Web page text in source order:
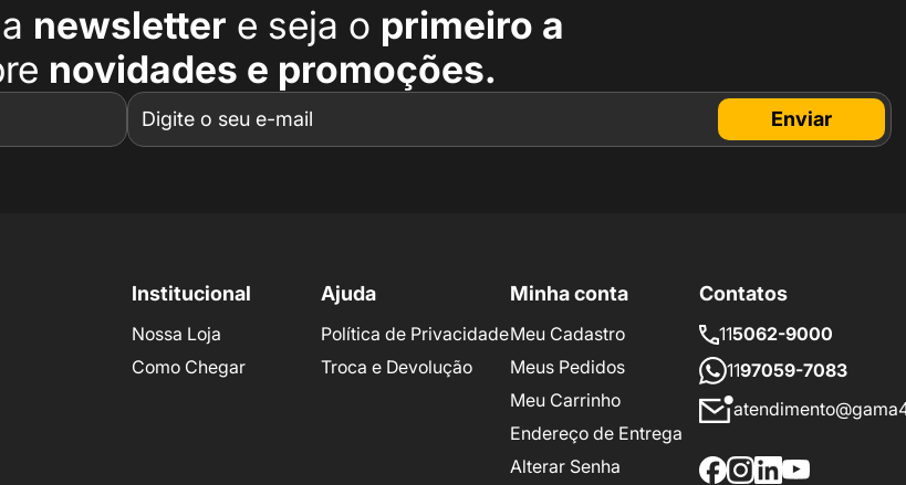
newsletter e seja o primeiro a
novidades e promoções.
Enviar
Institucional
Nossa Loja
Como Chegar
Ajuda
Política de Privacidade
Troca e Devolução
Minha conta
Meu Cadastro
Meus Pedidos
Meu Carrinho
Endereço de Entrega
Alterar Senha
Contatos
115062-9000
1197059-7083